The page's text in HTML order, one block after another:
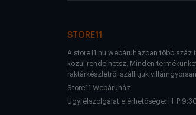
STORE11
A store11.hu webáruházban több száz
közül rendelhetsz. Minden
raktárkészletről szállítjuk
Store11 Webáruház
Ügyfélszolgálat elérhetősége: H-P